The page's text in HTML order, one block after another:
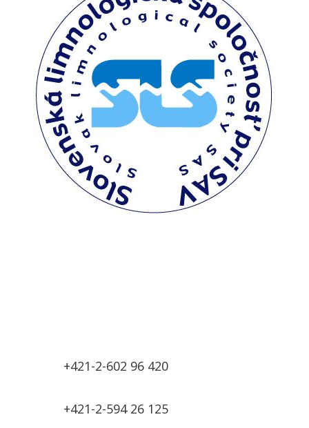
+421-2-602 96 420
+421-2-594 26 125